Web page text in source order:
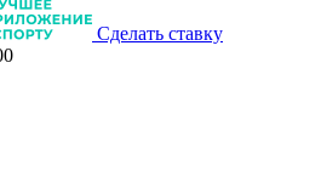
Сделать ставку